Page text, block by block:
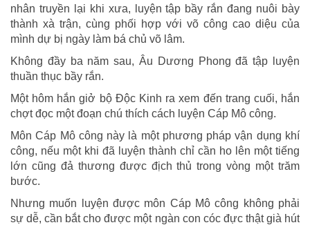
nhân truyền lại khi xưa, luyện tập bầy rắn đang nuôi bày
thành xà trận, cùng phối hợp với võ công cao diệu của
mình dự bị ngày làm bá chủ võ lâm.
Không đầy ba năm sau, Âu Dương Phong đã tập luyện
thuần thục bầy rắn.
Một hôm hắn giở bộ Độc Kinh ra xem đến trang cuối, hắn
chợt đọc một đoạn chú thích cách luyện Cáp Mô công.
Môn Cáp Mô công này là một phương pháp vận dụng khí
công, nếu một khi đã luyện thành chỉ cần ho lên một tiếng
lớn cũng đả thương được địch thủ trong vòng một trăm
bước.
Nhưng muốn luyện được môn Cáp Mô công không phải
sự dễ, cần bắt cho được một ngàn con cóc đực thật già hút